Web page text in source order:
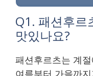
Q1. 패션후르
맛있나요?
패션후르츠는 계
여름부터 가을까